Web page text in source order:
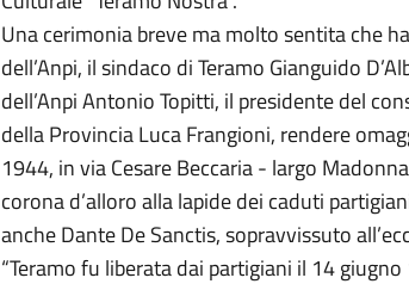
Una cerimonia breve ma molto sentita che
dell’Anpi, il sindaco di Teramo Gianguido
dell’Anpi Antonio Topitti, il presidente del
della Provincia Luca Frangioni, rendere
1944, in via Cesare Beccaria - largo
corona d’alloro alla lapide dei caduti
anche Dante De Sanctis, sopravvissuto
“Teramo fu liberata dai partigiani il 14